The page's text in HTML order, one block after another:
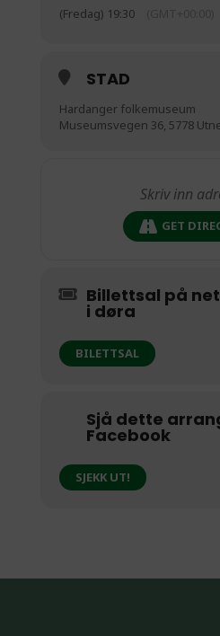
(Fredag) 19:30
STAD
Hardanger folkemuseum
Museumsvegen 36, 5778
GET
Billettsal på
i døra
BILETTSAL
Sjå dette
Facebook
SJEKK UT!